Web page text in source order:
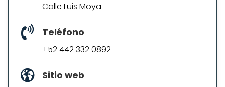
Calle Luis Moya
Teléfono
+52 442 332 0892
Sitio web